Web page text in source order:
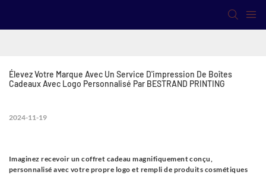
Élevez Votre Marque Avec Un Service D'impression De Boîtes
Cadeaux Avec Logo Personnalisé Par BESTRAND PRINTING
2024-11-19
Imaginez recevoir un coffret cadeau magnifiquement conçu,
personnalisé avec votre propre logo et rempli de produits cosmétiques